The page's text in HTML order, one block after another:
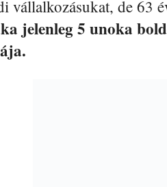
vállalkozásukat, de 63
jelenleg 5 unoka